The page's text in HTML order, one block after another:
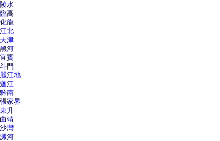
陵水
臨高
化龍
江北
天津
黑河
宜賓
斗門
麗江地
蓬江
黔南
張家界
東升
曲靖
沙灣
漯河